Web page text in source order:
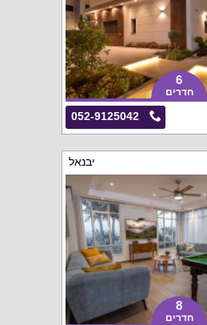
6
חדרים
052-9125042
יבנאל
8
חדרים